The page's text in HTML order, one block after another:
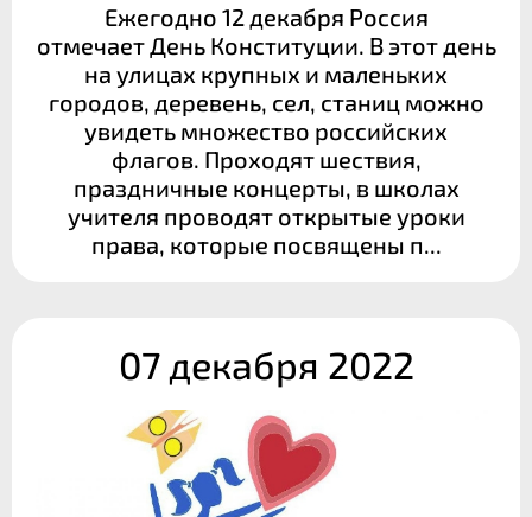
Ежегодно 12 декабря Россия
отмечает День Конституции. В этот день
на улицах крупных и маленьких
городов, деревень, сел, станиц можно
увидеть множество российских
флагов. Проходят шествия,
праздничные концерты, в школах
учителя проводят открытые уроки
права, которые посвящены п...
07 декабря 2022